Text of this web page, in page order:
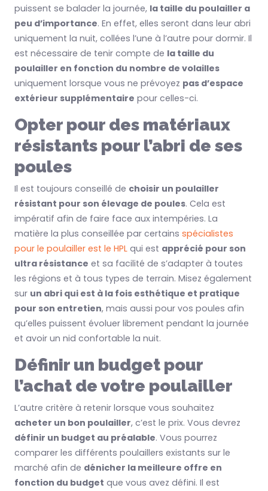
puissent se balader la journée, la taille du poulailler a
peu d’importance. En effet, elles seront dans leur abri
uniquement la nuit, collées l’une à l’autre pour dormir. Il
est nécessaire de tenir compte de la taille du
poulailler en fonction du nombre de volailles
uniquement lorsque vous ne prévoyez pas d’espace
extérieur supplémentaire pour celles-ci.
Opter pour des matériaux
résistants pour l’abri de ses
poules
Il est toujours conseillé de choisir un poulailler
résistant pour son élevage de poules. Cela est
impératif afin de faire face aux intempéries. La
matière la plus conseillée par certains spécialistes
pour le poulailler est le HPL qui est apprécié pour son
ultra résistance et sa facilité de s’adapter à toutes
les régions et à tous types de terrain. Misez également
sur un abri qui est à la fois esthétique et pratique
pour son entretien, mais aussi pour vos poules afin
qu’elles puissent évoluer librement pendant la journée
et avoir un nid confortable la nuit.
Définir un budget pour
l’achat de votre poulailler
L’autre critère à retenir lorsque vous souhaitez
acheter un bon poulailler, c’est le prix. Vous devrez
définir un budget au préalable. Vous pourrez
comparer les différents poulaillers existants sur le
marché afin de dénicher la meilleure offre en
fonction du budget que vous avez défini. Il est